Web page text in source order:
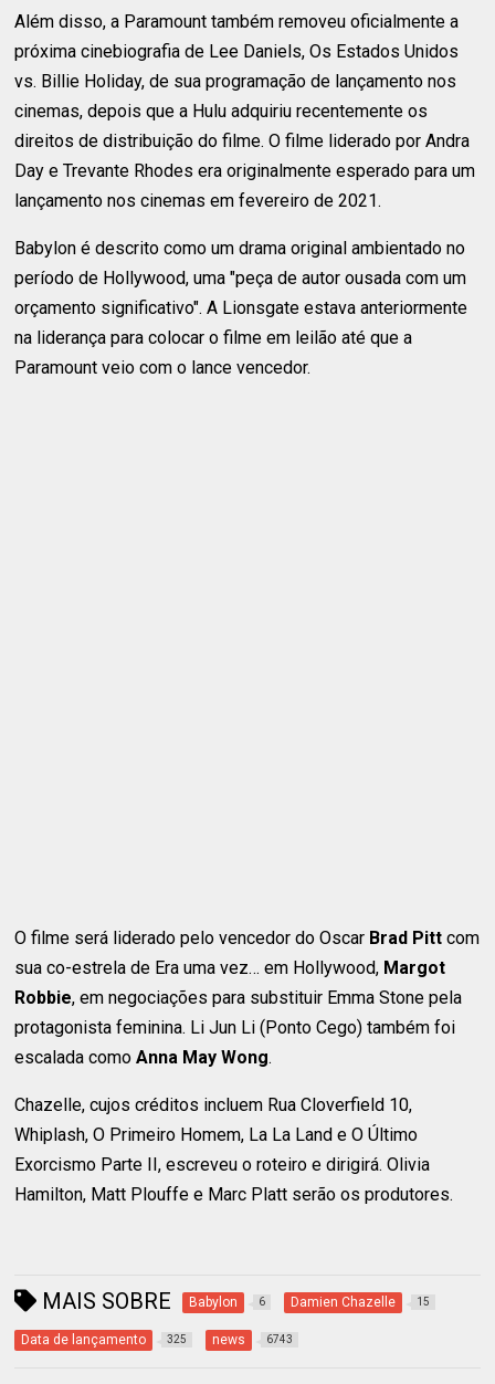
Além disso, a Paramount também removeu oficialmente a
próxima cinebiografia de Lee Daniels, Os Estados Unidos
vs. Billie Holiday, de sua programação de lançamento nos
cinemas, depois que a Hulu adquiriu recentemente os
direitos de distribuição do filme. O filme liderado por Andra
Day e Trevante Rhodes era originalmente esperado para um
lançamento nos cinemas em fevereiro de 2021.
Babylon é descrito como um drama original ambientado no
período de Hollywood, uma "peça de autor ousada com um
orçamento significativo". A Lionsgate estava anteriormente
na liderança para colocar o filme em leilão até que a
Paramount veio com o lance vencedor.
O filme será liderado pelo vencedor do Oscar Brad Pittcom
sua co-estrela de Era uma vez… em Hollywood, Margot
Robbie, em negociações para substituir Emma Stone pela
protagonista feminina. Li Jun Li (Ponto Cego) também foi
escalada comoAnna May Wong.
Chazelle, cujos créditos incluem Rua Cloverfield 10,
Whiplash, O Primeiro Homem, La La Land e O Último
Exorcismo Parte II, escreveu o roteiro e dirigirá. Olivia
Hamilton, Matt Plouffe e Marc Platt serão os produtores.
MAIS SOBRE Babylon 6 Damien Chazelle 15
Data de lançamento 325 news 6743